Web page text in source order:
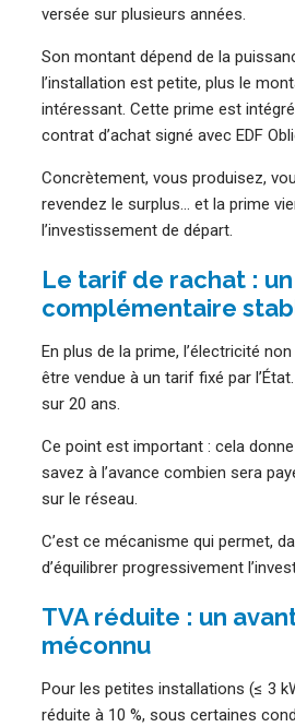
versée sur plusieurs années.
Son montant dépend de la
l’installation est petite, plus le
intéressant. Cette prime est
contrat d’achat signé avec EDF
Concrètement, vous produisez,
revendez le surplus… et la prime
l’investissement de départ.
Le tarif de rachat :
complémentaire
En plus de la prime, l’électricité
être vendue à un tarif fixé par
sur 20 ans.
Ce point est important : cela
savez à l’avance combien sera
sur le réseau.
C’est ce mécanisme qui permet,
d’équilibrer progressivement
TVA réduite : un
méconnu
Pour les petites installations (≤ 3
réduite à 10 %, sous certaines